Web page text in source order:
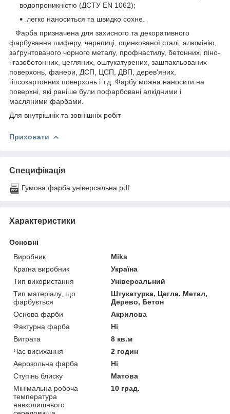
водопроникністю (ДСТУ EN 1062);
легко наноситься та швидко сохне.
Фарба призначена для захисного та декоративного
фарбування шиферу, черепиці, оцинкованої сталі, алюмінію,
заґрунтованого чорного металу, профнастилу, бетонних, піно-
і газобетонних, цегляних, оштукатурених, зашпакльованих
поверхонь, фанери, ДСП, ЦСП, ДВП, дерев'яних,
гіпсокартонних поверхонь і т.д. Фарбу можна наносити на
поверхні, які раніше були пофарбовані алкідними і
масляними фарбами.
Для внутрішніх та зовнішніх робіт
Приховати
Специфікація
Гумова фарба універсальна.pdf
Характеристики
Основні
Виробник
Miks
Країна виробник
Україна
Тип використання
Універсальний
Тип матеріалу, що
фарбується
Штукатурка, Цегла, Метал,
Дерево, Бетон
Основа фарби
Акрилова
Фактурна фарба
Ні
Витрата
8 кв.м
Час висихання
2 годин
Аерозольна фарба
Ні
Ступінь блиску
Матова
Мінімальна робоча
температура
навколишнього
10 град.